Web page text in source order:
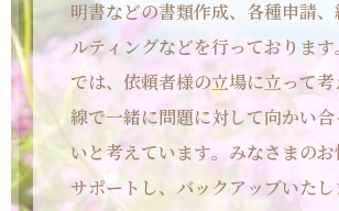
明書などの書類作成、各種申請
ルティングなどを行っております
では、依頼者様の立場に立って考
線で一緒に問題に対して向かい
いと考えています。 みなさまの
サポートし、バックアップいたし